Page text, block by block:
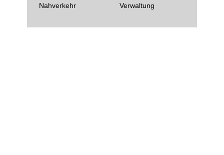
Nahverkehr
Verwaltung